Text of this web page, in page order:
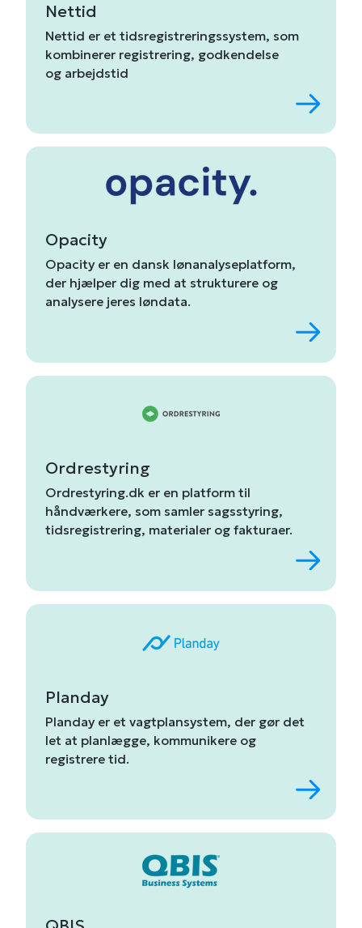
Nettid
Nettid er et tidsregistreringssystem, som
kombinerer registrering, godkendelse
og arbejdstid
Opacity
Opacity er en dansk lønanalyseplatform,
der hjælper dig med at strukturere og
analysere jeres løndata.
Ordrestyring
Ordrestyring.dk er en platform til
håndværkere, som samler sagsstyring,
tidsregistrering, materialer og fakturaer.
Planday
Planday er et vagtplansystem, der gør det
let at planlægge, kommunikere og
registrere tid.